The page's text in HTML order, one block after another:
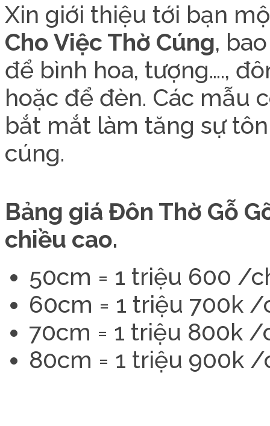
Xin giới thiệu tới bạn
Cho Việc Thờ Cúng,
để bình hoa, tượng….,
hoặc để đèn. Các mẫu
bắt mắt làm tăng sự
cúng.
Bảng giá Đôn Thờ Gỗ
chiều cao.
50cm = 1 triệu 600 /
60cm = 1 triệu 700k
70cm = 1 triệu 800k /
80cm = 1 triệu 900k